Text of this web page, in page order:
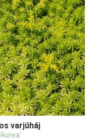
varjúháj